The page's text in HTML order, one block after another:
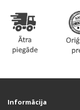
Informācija